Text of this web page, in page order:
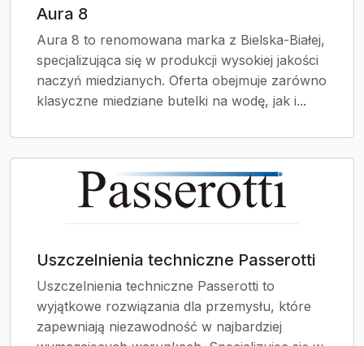
Aura 8
Aura 8 to renomowana marka z Bielska-Białej,
specjalizująca się w produkcji wysokiej jakości
naczyń miedzianych. Oferta obejmuje zarówno
klasyczne miedziane butelki na wodę, jak i...
Uszczelnienia techniczne Passerotti
Uszczelnienia techniczne Passerotti to
wyjątkowe rozwiązania dla przemysłu, które
zapewniają niezawodność w najbardziej